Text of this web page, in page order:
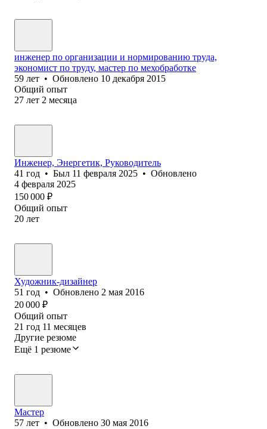
инженер по организации и нормированию труда,
экономист по труду, мастер по мехобработке
59 лет • Обновлено 10 декабря 2015
Общий опыт
27 лет 2 месяца
Инженер, Энергетик, Руководитель
41 год • Был 11 февраля 2025 • Обновлено
4 февраля 2025
150 000 ₽
Общий опыт
20 лет
Художник-дизайнер
51 год • Обновлено 2 мая 2016
20 000 ₽
Общий опыт
21 год 11 месяцев
Другие резюме
Ещё 1 резюме
Мастер
57 лет • Обновлено 30 мая 2016